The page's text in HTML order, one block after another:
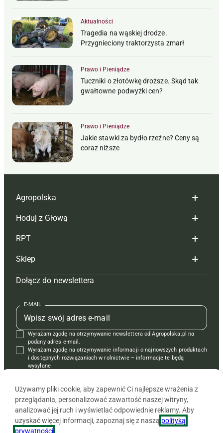
Aktualności
Tragedia na wąskiej drodze.
Przygnieciony traktorzysta zmarł
Prawo i Pieniądze
Tuczniki o złotówkę droższe. Skąd tak
gwałtowne podwyżki cen?
Prawo i Pieniądze
Jakie stawki za bydło rzeźne? Ceny są
coraz niższe
Agropolska
Redakcja
Reklama
Tagi
Mapa serwisu
Kontakt
Regulamin
Polityka prywatności
Hoduj z Głową
Hoduj z głową bydło
Hoduj z głową świnie
Prenumerata
Redakcja
Kontakt
Reklama
RPT
Redakcja
Prenumerata
Reklama
Kontakt
Krzyżówki
Sklep
Czasopisma i prenumerata
Książki
Regulamin
Dołącz do newslettera
E-MAIL
Wyrażam zgodę na otrzymywanie newslettera od Agropolska.pl na
podany adres e-mail.
Wyrażam zgodę na otrzymywanie informacji o najnowszych produktach
i dostępnych rozwiązaniach w rolnictwie – informacje te będą
wysyłane
Używamy pliki cookie, aby zapewnić Ci najlepsze wrażenia z
przeglądania, personalizować zawartość naszej witryny,
analizować jej ruch i wyświetlać odpowiednie reklamy. Aby
uzyskać więcej informacji, zapoznaj się z naszą polityką
prywatności